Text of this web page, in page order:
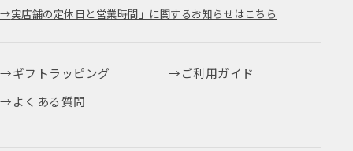
実店舗の定休日と営業時間」に関するお知らせはこちら
ギフトラッピング
ご利用ガイド
よくある質問